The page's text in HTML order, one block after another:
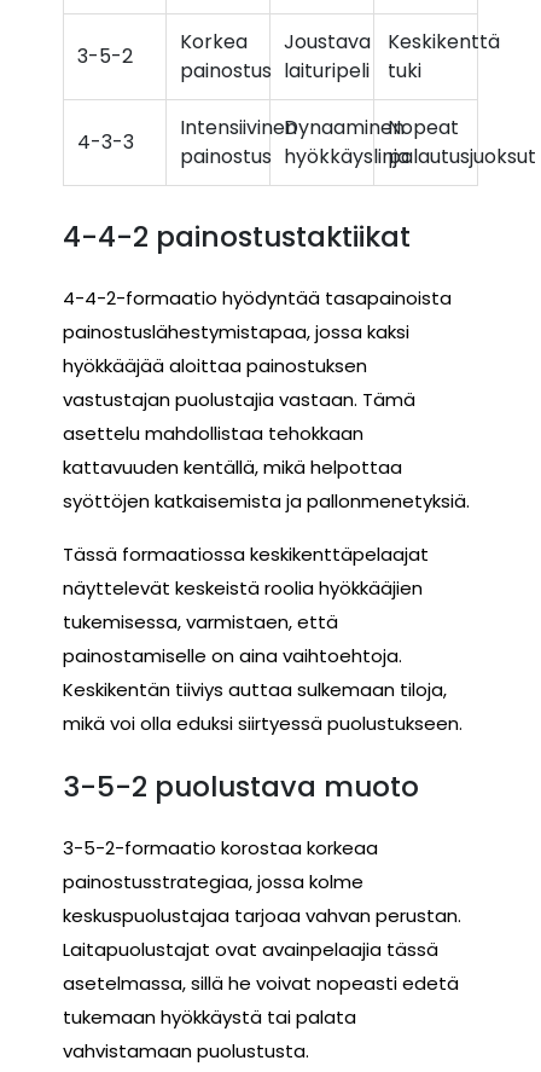
3-5-2
Korkea
painostus
Joustava
laituripeli
Keskikenttä
tuki
4-3-3
Intensiivinen
painostus
Dynaaminen
hyökkäyslinja
Nopeat
palautusjuoksut
4-4-2 painostustaktiikat
4-4-2-formaatio hyödyntää tasapainoista
painostuslähestymistapaa, jossa kaksi
hyökkääjää aloittaa painostuksen
vastustajan puolustajia vastaan. Tämä
asettelu mahdollistaa tehokkaan
kattavuuden kentällä, mikä helpottaa
syöttöjen katkaisemista ja pallonmenetyksiä.
Tässä formaatiossa keskikenttäpelaajat
näyttelevät keskeistä roolia hyökkääjien
tukemisessa, varmistaen, että
painostamiselle on aina vaihtoehtoja.
Keskikentän tiiviys auttaa sulkemaan tiloja,
mikä voi olla eduksi siirtyessä puolustukseen.
3-5-2 puolustava muoto
3-5-2-formaatio korostaa korkeaa
painostusstrategiaa, jossa kolme
keskuspuolustajaa tarjoaa vahvan perustan.
Laitapuolustajat ovat avainpelaajia tässä
asetelmassa, sillä he voivat nopeasti edetä
tukemaan hyökkäystä tai palata
vahvistamaan puolustusta.